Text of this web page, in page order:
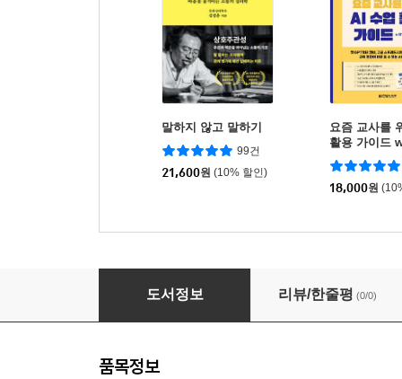
말하지 않고 말하기
99건
21,600원 (10% 할인)
요즘 교사를
활용 가이드
정 교육과정
18,000원
셀프리터러시
도서정보 리뷰/한줄평 (0/0)
품목정보